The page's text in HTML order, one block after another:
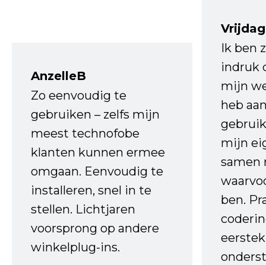
AnzelleB
Zo eenvoudig te
gebruiken – zelfs mijn
meest technofobe
klanten kunnen ermee
omgaan. Eenvoudig te
installeren, snel in te
stellen. Lichtjaren
voorsprong op andere
winkelplug-ins.
Ik ben
indruk
mijn
heb
mijn
samen
ben.